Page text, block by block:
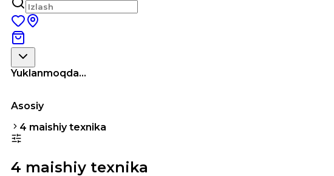
Yuklanmoqda...
Asosiy
4 maishiy texnika
4 maishiy texnika